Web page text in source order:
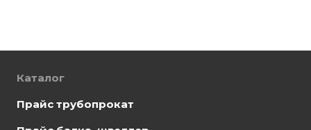
Каталог
Прайс трубопрокат